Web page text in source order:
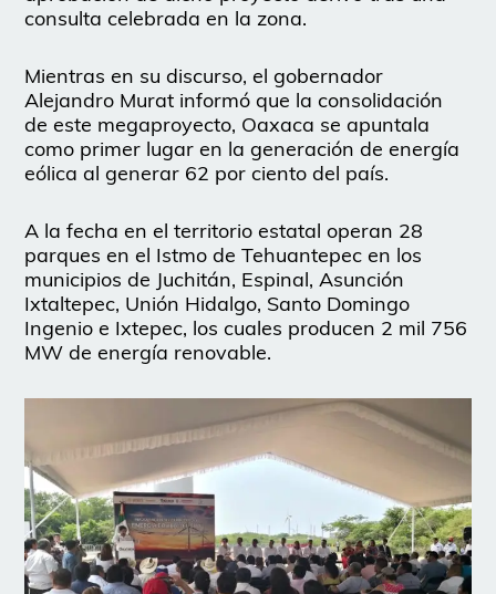
consulta celebrada en la zona.
Mientras en su discurso, el gobernador
Alejandro Murat informó que la consolidación
de este megaproyecto, Oaxaca se apuntala
como primer lugar en la generación de energía
eólica al generar 62 por ciento del país.
A la fecha en el territorio estatal operan 28
parques en el Istmo de Tehuantepec en los
municipios de Juchitán, Espinal, Asunción
Ixtaltepec, Unión Hidalgo, Santo Domingo
Ingenio e Ixtepec, los cuales producen 2 mil 756
MW de energía renovable.